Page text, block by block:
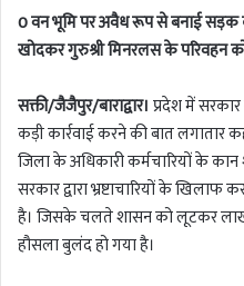
0 वन भूमि पर अवैध रूप से बनाई सड़क
खोदकर गुरुश्री मिनरलस के परिवहन
सक्ती/जैजैपुर/बाराद्वार। प्रदेश में
कड़ी कार्रवाई करने की बात लगातार
जिला के अधिकारी कर्मचारियों के
सरकार द्वारा भ्रष्टाचारियों के
है। जिसके चलते शासन को लूटकर
हौसला बुलंद हो गया है।